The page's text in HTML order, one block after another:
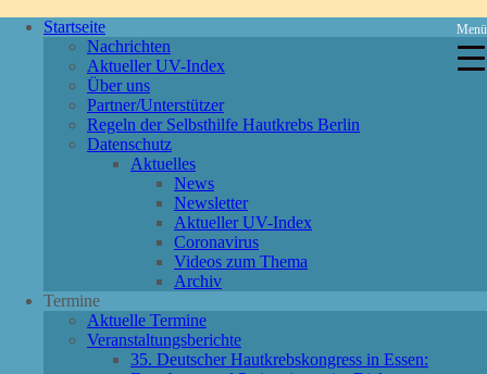
Startseite
Nachrichten
Aktueller UV-Index
Über uns
Partner/Unterstützer
Regeln der Selbsthilfe Hautkrebs Berlin
Datenschutz
Aktuelles
News
Newsletter
Aktueller UV-Index
Coronavirus
Videos zum Thema
Archiv
Termine
Aktuelle Termine
Veranstaltungsberichte
35. Deutscher Hautkrebskongress in Essen:
Menü